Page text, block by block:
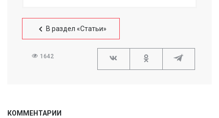
В раздел «Статьи»
1642
КОММЕНТАРИИ